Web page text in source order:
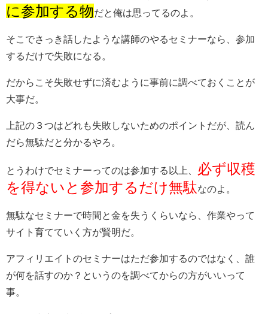
に参加する物だと俺は思ってるのよ。
そこでさっき話したような講師のやるセミナーなら、参加
するだけで失敗になる。
だからこそ失敗せずに済むように事前に調べておくことが
大事だ。
上記の３つはどれも失敗しないためのポイントだが、読ん
だら無駄だと分かるやろ。
とうわけでセミナーってのは参加する以上、 必ず収穫
を得ないと参加するだけ無駄なのよ。
無駄なセミナーで時間と金を失うくらいなら、作業やって
サイト育てていく方が賢明だ。
アフィリエイトのセミナーはただ参加するのではなく、誰
が何を話すのか？というのを調べてからの方がいいって
事。